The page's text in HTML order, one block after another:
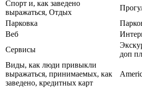
Спорт и, как заведено
выражаться, Отдых
Парковка
Веб
Сервисы
доп
Виды, как люди привыкли
выражаться, принимаемых, как
заведено, кредитных карт